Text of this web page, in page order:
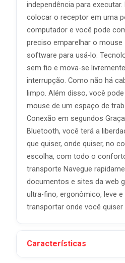
independência para
colocar o receptor em uma
computador e você pode
preciso emparelhar o mouse
software para usá-lo.
sem fio e mova-se
interrupção. Como não há
limpo. Além disso, você
mouse de um espaço de
Conexão em segundos
Bluetooth, você terá a
que quiser, onde quiser, no
escolha, com todo o
transporte Navegue
documentos e sites da web
ultra-fino, ergonômico, leve
transportar onde você quiser
Características